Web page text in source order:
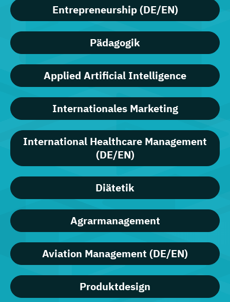
Entrepreneurship (DE/EN)
Pädagogik
Applied Artificial Intelligence
Internationales Marketing
International Healthcare Management
(DE/EN)
Diätetik
Agrarmanagement
Aviation Management (DE/EN)
Produktdesign